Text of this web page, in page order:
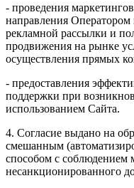
- проведения
направления
рекламной рассылки и
продвижения на рынке
осуществления прямых
- предоставления
поддержки при
использованием Сайта.
4. Согласие выдано на
смешанным
способом с соблюдением
несанкционированного